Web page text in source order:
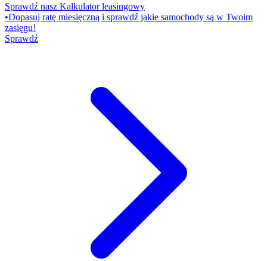
Sprawdź nasz Kalkulator leasingowy
•Dopasuj ratę miesięczną i sprawdź jakie samochody są w Twoim
zasięgu!
Sprawdź